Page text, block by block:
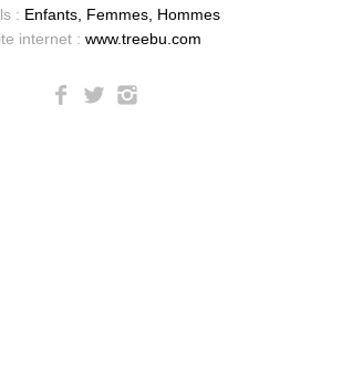
: Enfants, Femmes, Hommes
internet : www.treebu.com